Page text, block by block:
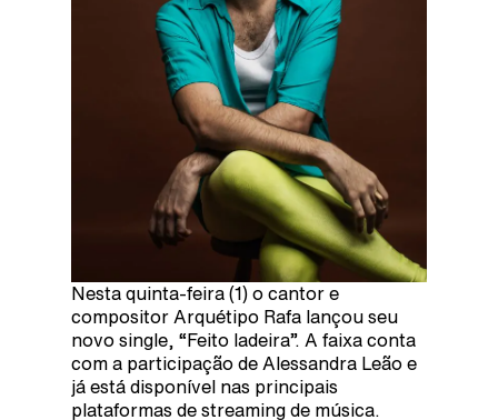
Nesta quinta-feira (1) o cantor e
compositor Arquétipo Rafa lançou seu
novo single, “Feito ladeira”. A faixa conta
com a participação de Alessandra Leão e
já está disponível nas principais
plataformas de streaming de música.